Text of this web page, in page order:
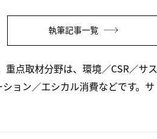
執筆記事一覧
点取材分野は、環境／CSR／サス
ョン／エシカル消費などです。サ